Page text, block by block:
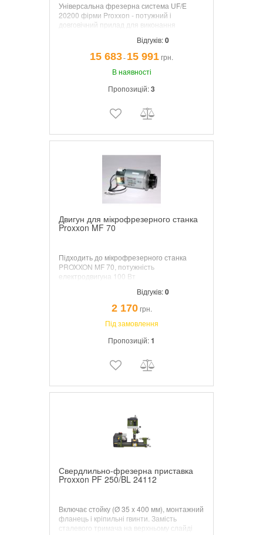
Універсальна фрезерна система UF/E
20200 фірми Proxxon - потужний і
довговічний прилад для виконання
Відгуків:0
15 683¯15 991грн.
В наявності
Пропозицій:3
Двигун для мікрофрезерного станка
Proxxon MF 70
Підходить до мікрофрезерного станка
PROXXON MF 70, потужність
електродвигуна 100 Вт
Відгуків:0
2 170грн.
Під замовлення
Пропозицій:1
Свердлильно-фрезерна приставка
Proxxon PF 250/BL 24112
Включає стойку (Ø 35 x 400 мм), монтажний
фланець і кріпильні гвинти. Замість
сталевого тримача на верхньому слайді